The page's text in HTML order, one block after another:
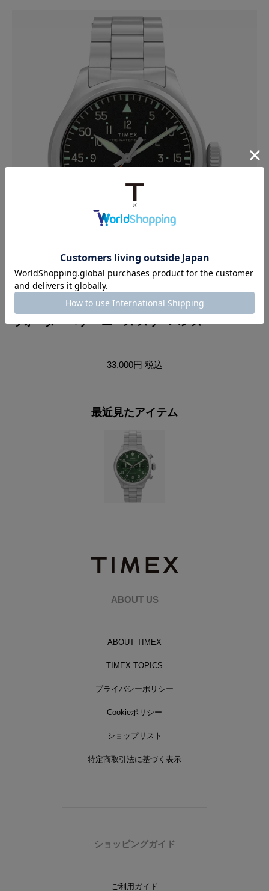
ウォーターベリー エース スリーハンズ
33,000円 税込
最近見たアイテム
ABOUT US
ABOUT TIMEX
TIMEX TOPICS
プライバシーポリシー
Cookieポリシー
ショップリスト
特定商取引法に基づく表示
ショッピングガイド
ご利用ガイド